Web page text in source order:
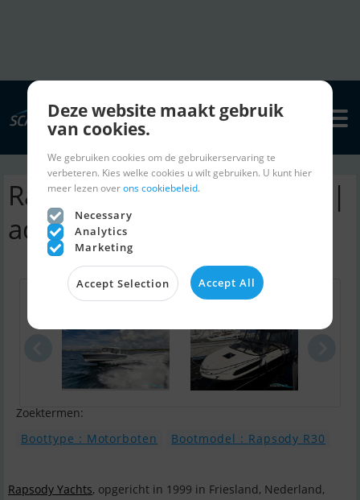
Rapsody R30 motorboten |
advertenties
Nimbus C8 Bayliner VR..
Zoektermen:
Boottype : Motorboten
Bootmodel : Rapsody R30
Rapsody Yachts, opgericht in 1999 in Friesland, Nederland,
Deze website maakt gebruik
van cookies.
We gebruiken cookies om de gebruikerservaring te
verbeteren. Kies welke cookies u wilt gebruiken. U kunt hier
meer lezen overons cookiebeleid.
Necessary
Analytics
Marketing
Accept Selection Accept All